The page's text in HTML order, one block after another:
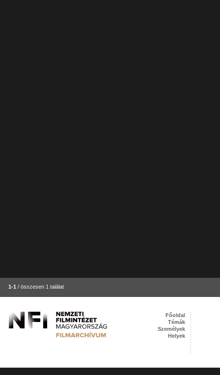
1-1 / összesen 1 találat
Főoldal
Témák
Személyek
Helyek